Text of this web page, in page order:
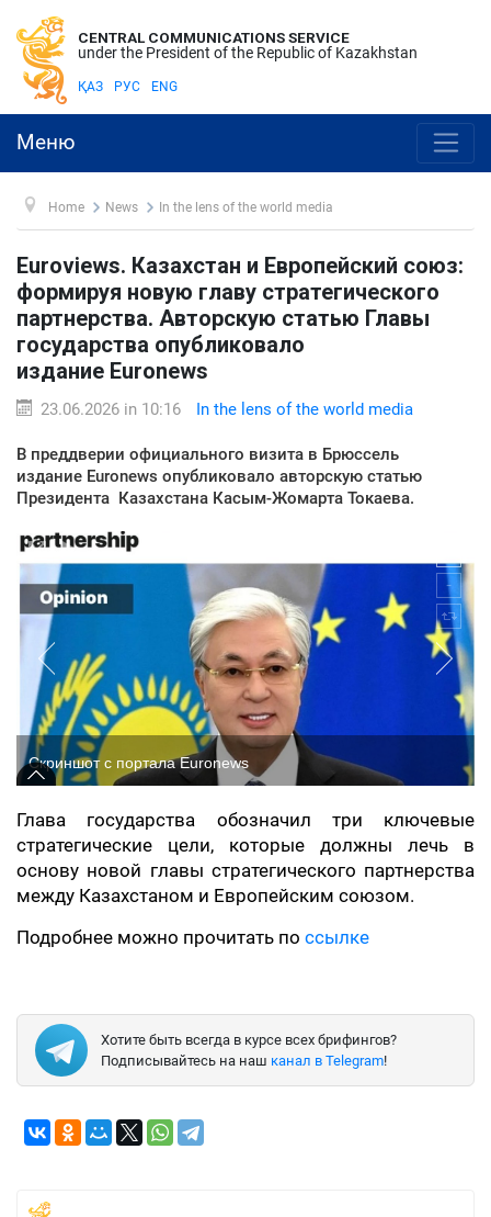
CENTRAL COMMUNICATIONS SERVICE
under the President of the Republic of Kazakhstan
ҚАЗ РУС ENG
Меню
Home News In the lens of the world media
Euroviews. Казахстан и Европейский союз:
формируя новую главу стратегического
партнерства. Авторскую статью Главы
государства опубликовало
издание Euronews
23.06.2026 in 10:16 In the lens of the world media
В преддверии официального визита в Брюссель
издание Euronews опубликовало авторскую статью
Президента Казахстана Касым-Жомарта Токаева.
Скриншот с портала Euronews
Глава государства обозначил три ключевые
стратегические цели, которые должны лечь в
основу новой главы стратегического партнерства
между Казахстаном и Европейским союзом.
Подробнее можно прочитать по ссылке
Хотите быть всегда в курсе всех брифингов?
Подписывайтесь на наш канал в Telegram!